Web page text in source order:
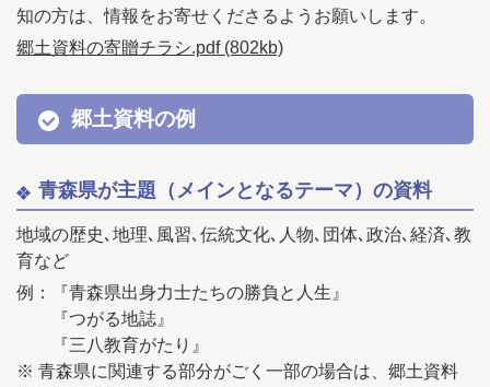
知の方は、情報をお寄せくださるようお願いします。
郷土資料の寄贈チラシ.pdf (802kb)
郷土資料の例
青森県が主題（メインとなるテーマ）の資料
地域の歴史､地理､風習､伝統文化､人物､団体､政治､経済､教
育など
例：『青森県出身力士たちの勝負と人生』
『つがる地誌』
『三八教育がたり』
※ 青森県に関連する部分がごく一部の場合は、郷土資料